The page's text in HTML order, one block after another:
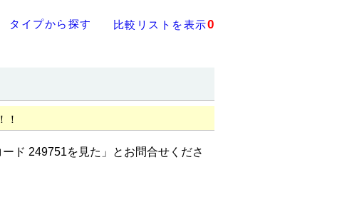
タイプから探す 比較リストを表示0
！
ド 249751を見た」とお問合せくださ